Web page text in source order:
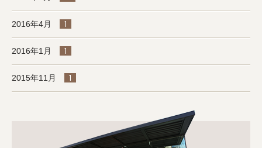
2016年4月 1
2016年1月 1
2015年11月 1